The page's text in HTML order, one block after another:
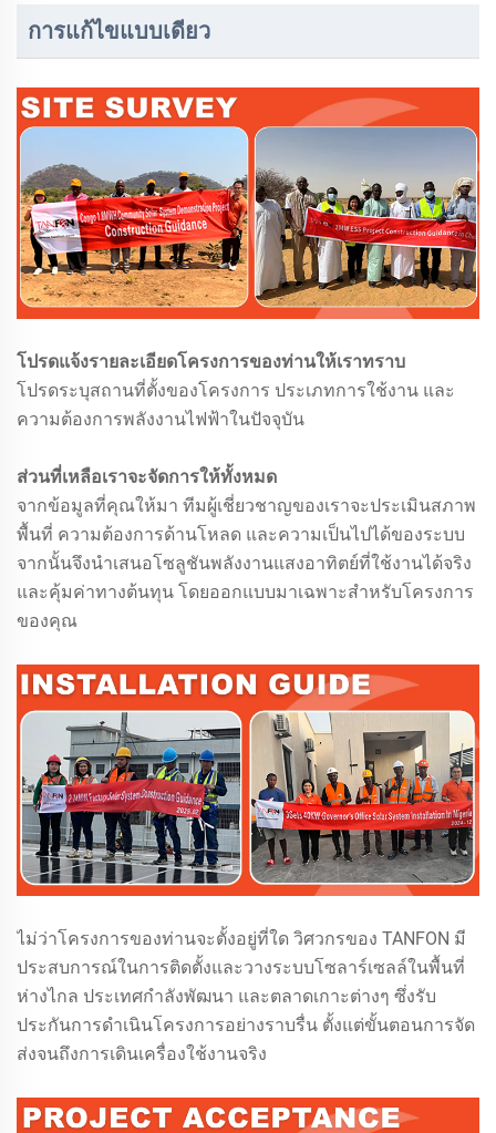
การแก้ไขแบบเดียว
โปรดแจ้งรายละเอียดโครงการของท่านให้เราทราบ
โปรดระบุสถานที่ตั้งของโครงการ ประเภทการใช้งาน และ
ความต้องการพลังงานไฟฟ้าในปัจจุบัน
ส่วนที่เหลือเราจะจัดการให้ทั้งหมด
จากข้อมูลที่คุณให้มา ทีมผู้เชี่ยวชาญของเราจะประเมินสภาพ
พื้นที่ ความต้องการด้านโหลด และความเป็นไปได้ของระบบ
จากนั้นจึงนำเสนอโซลูชันพลังงานแสงอาทิตย์ที่ใช้งานได้จริง
และคุ้มค่าทางต้นทุน โดยออกแบบมาเฉพาะสำหรับโครงการ
ของคุณ
ไม่ว่าโครงการของท่านจะตั้งอยู่ที่ใด วิศวกรของ TANFON มี
ประสบการณ์ในการติดตั้งและวางระบบโซลาร์เซลล์ในพื้นที่
ห่างไกล ประเทศกำลังพัฒนา และตลาดเกาะต่างๆ ซึ่งรับ
ประกันการดำเนินโครงการอย่างราบรื่น ตั้งแต่ขั้นตอนการจัด
ส่งจนถึงการเดินเครื่องใช้งานจริง